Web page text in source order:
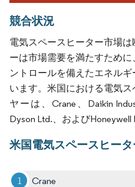
競合状況
電気スペースヒーター市場
ーは市場需要を満たすため
ントロールを備えたエネル
います。米国における電気
ヤーは、Crane、Daikin
Dyson Ltd.、およびHoneywell
米国電気スペースヒー
Crane